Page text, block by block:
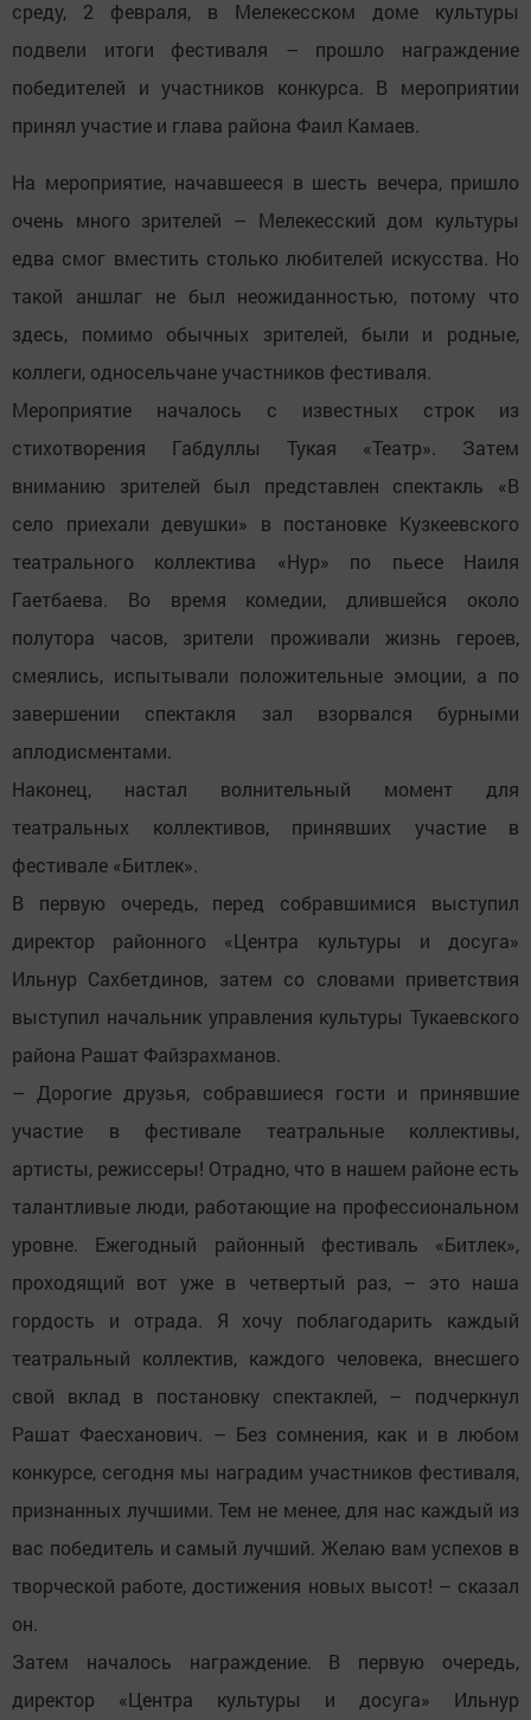
среду, 2 февраля, в Мелекесском доме культуры
подвели итоги фестиваля – прошло награждение
победителей и участников конкурса. В мероприятии
принял участие и глава района Фаил Камаев.
На мероприятие, начавшееся в шесть вечера, пришло
очень много зрителей – Мелекесский дом культуры
едва смог вместить столько любителей искусства. Но
такой аншлаг не был неожиданностью, потому что
здесь, помимо обычных зрителей, были и родные,
коллеги, односельчане участников фестиваля.
Мероприятие началось с известных строк из
стихотворения Габдуллы Тукая «Театр». Затем
вниманию зрителей был представлен спектакль «В
село приехали девушки» в постановке Кузкеевского
театрального коллектива «Нур» по пьесе Наиля
Гаетбаева. Во время комедии, длившейся около
полутора часов, зрители проживали жизнь героев,
смеялись, испытывали положительные эмоции, а по
завершении спектакля зал взорвался бурными
аплодисментами.
Наконец, настал волнительный момент для
театральных коллективов, принявших участие в
фестивале «Битлек».
В первую очередь, перед собравшимися выступил
директор районного «Центра культуры и досуга»
Ильнур Сахбетдинов, затем со словами приветствия
выступил начальник управления культуры Тукаевского
района Рашат Файзрахманов.
– Дорогие друзья, собравшиеся гости и принявшие
участие в фестивале театральные коллективы,
артисты, режиссеры! Отрадно, что в нашем районе есть
талантливые люди, работающие на профессиональном
уровне. Ежегодный районный фестиваль «Битлек»,
проходящий вот уже в четвертый раз, – это наша
гордость и отрада. Я хочу поблагодарить каждый
театральный коллектив, каждого человека, внесшего
свой вклад в постановку спектаклей, – подчеркнул
Рашат Фаесханович. – Без сомнения, как и в любом
конкурсе, сегодня мы наградим участников фестиваля,
признанных лучшими. Тем не менее, для нас каждый из
вас победитель и самый лучший. Желаю вам успехов в
творческой работе, достижения новых высот! – сказал
он.
Затем началось награждение. В первую очередь,
директор «Центра культуры и досуга» Ильнур